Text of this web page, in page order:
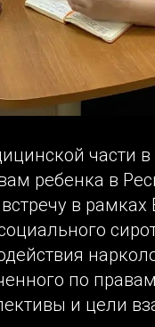
части
ребенка в
в рамках
по
и цели